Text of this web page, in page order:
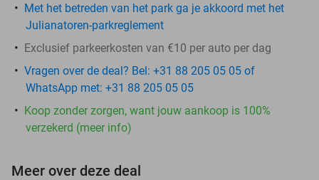
Met het betreden van het park ga je akkoord met het
Julianatoren-parkreglement
Exclusief parkeerkosten van €10 per auto per dag
Vragen over de deal? Bel: +31 88 205 05 05 of
WhatsApp met: +31 88 205 05 05
Koop zonder zorgen, want jouw aankoop is 100%
verzekerd (meer info)
Meer over deze deal